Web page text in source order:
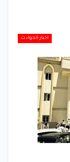
اخبار الحوادث